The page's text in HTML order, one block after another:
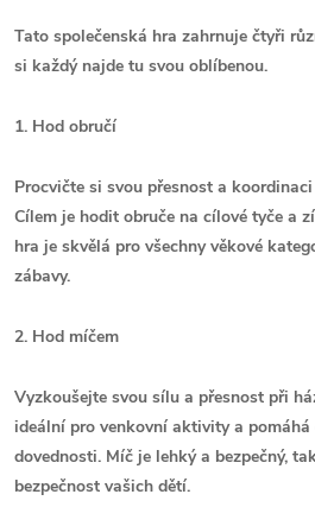
Tato společenská hra zahrnuje čtyři
si každý najde tu svou oblíbenou.
1. Hod obručí
Procvičte si svou přesnost a
Cílem je hodit obruče na cílové tyče a
hra je skvělá pro všechny věkové
zábavy.
2. Hod míčem
Vyzkoušejte svou sílu a přesnost při
ideální pro venkovní aktivity a
dovednosti. Míč je lehký a bezpečný,
bezpečnost vašich dětí.